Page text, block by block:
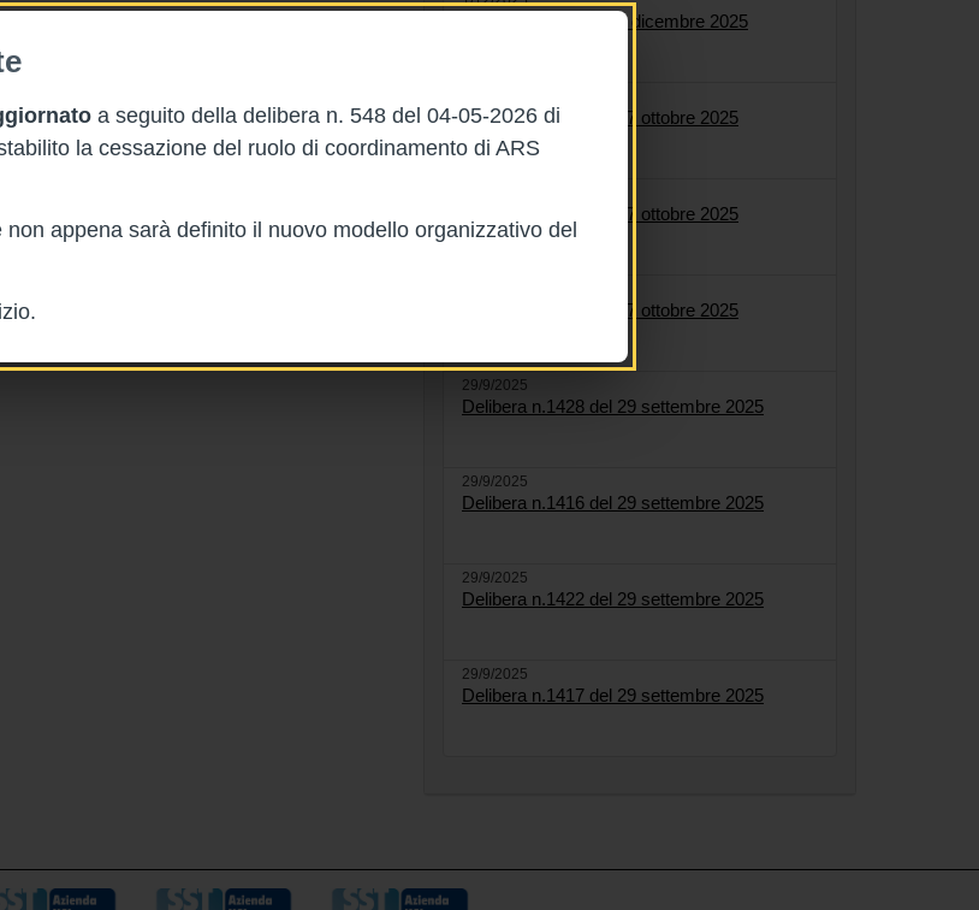
a seguito della delibera n. 548 del 04-05-2026 di
la cessazione del ruolo di coordinamento di ARS
appena sarà definito il nuovo modello organizzativo del
Delibera n.1622 del 1 dicembre 2025
Delibera n.1558 del 27 ottobre 2025
Delibera n.1564 del 27 ottobre 2025
Delibera n.1561 del 27 ottobre 2025
29/9/2025
Delibera n.1428 del 29 settembre 2025
29/9/2025
Delibera n.1416 del 29 settembre 2025
29/9/2025
Delibera n.1422 del 29 settembre 2025
29/9/2025
Delibera n.1417 del 29 settembre 2025